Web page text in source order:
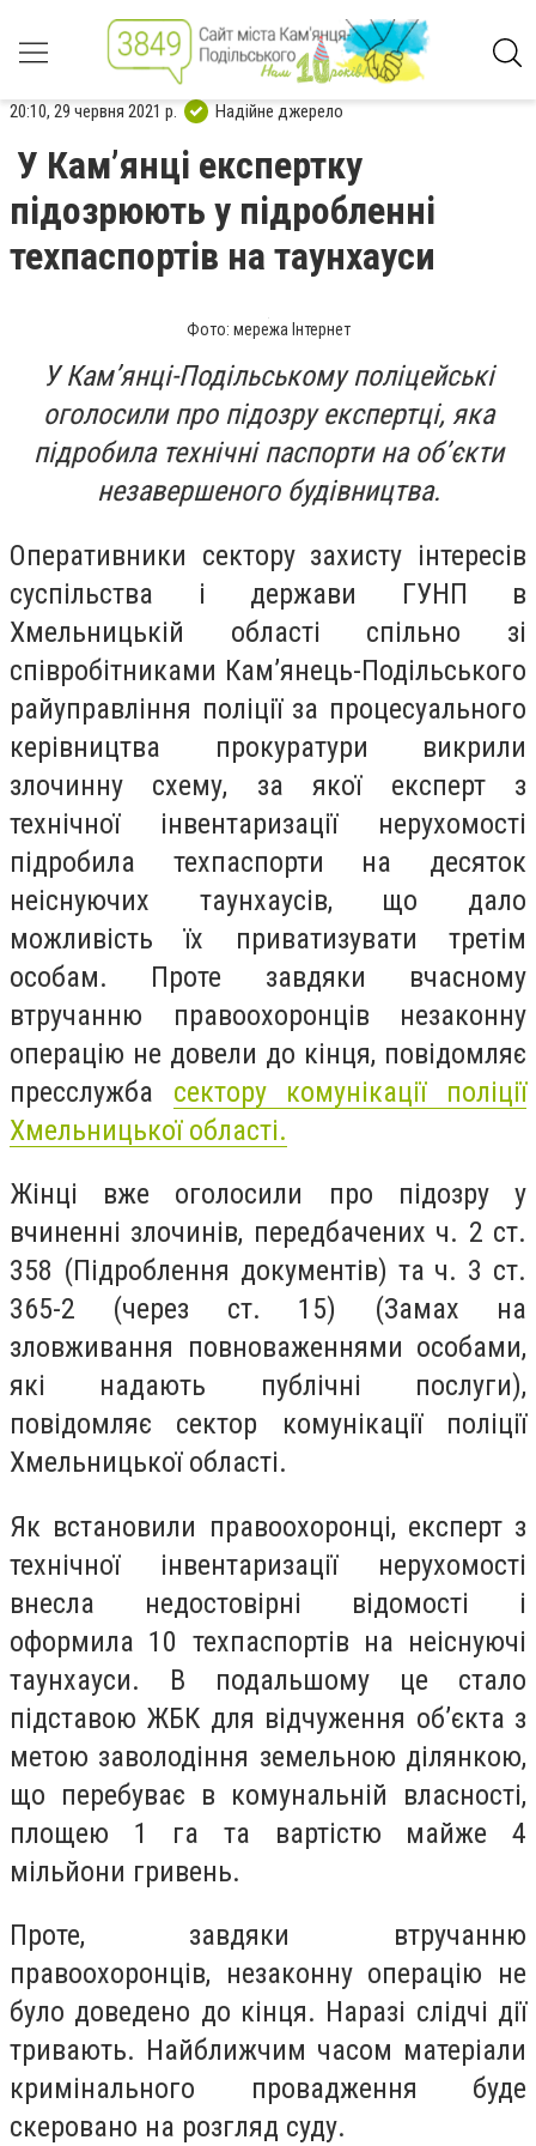
20:10, 29 червня 2021 р. Надійне джерело
У Кам’янці експертку
підозрюють у підробленні
техпаспортів на таунхауси
Фото: мережа Інтернет
У Кам’янці-Подільському поліцейські
оголосили про підозру експертці, яка
підробила технічні паспорти на об’єкти
незавершеного будівництва.
Оперативники сектору захисту інтересів
суспільства і держави ГУНП в
Хмельницькій області спільно зі
співробітниками Кам’янець-Подільського
райуправління поліції за процесуального
керівництва прокуратури викрили
злочинну схему, за якої експерт з
технічної інвентаризації нерухомості
підробила техпаспорти на десяток
неіснуючих таунхаусів, що дало
можливість їх приватизувати третім
особам. Проте завдяки вчасному
втручанню правоохоронців незаконну
операцію не довели до кінця, повідомляє
пресслужба сектору комунікації поліції
Хмельницької області.
Жінці вже оголосили про підозру у
вчиненні злочинів, передбачених ч. 2 ст.
358 (Підроблення документів) та ч. 3 ст.
365-2 (через ст. 15) (Замах на
зловживання повноваженнями особами,
які надають публічні послуги),
повідомляє сектор комунікації поліції
Хмельницької області.
Як встановили правоохоронці, експерт з
технічної інвентаризації нерухомості
внесла недостовірні відомості і
оформила 10 техпаспортів на неіснуючі
таунхауси. В подальшому це стало
підставою ЖБК для відчуження об’єкта з
метою заволодіння земельною ділянкою,
що перебуває в комунальній власності,
площею 1 га та вартістю майже 4
мільйони гривень.
Проте, завдяки втручанню
правоохоронців, незаконну операцію не
було доведено до кінця. Наразі слідчі дії
тривають. Найближчим часом матеріали
кримінального провадження буде
скеровано на розгляд суду.